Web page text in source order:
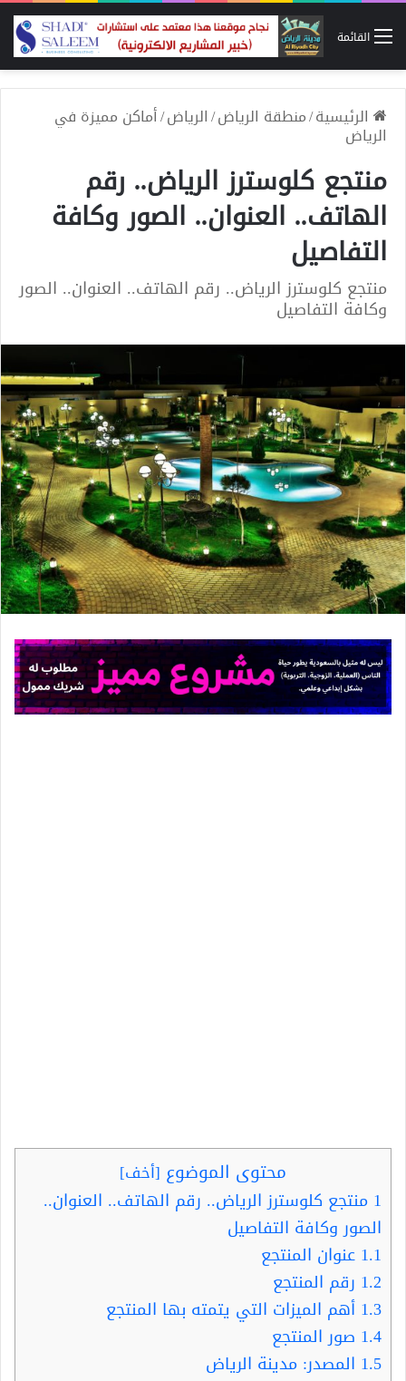
القائمة
الرئيسية/منطقة الرياض/الرياض/أماكن مميزة في
الرياض
منتجع كلوسترز الرياض.. رقم
الهاتف.. العنوان.. الصور وكافة
التفاصيل
منتجع كلوسترز الرياض.. رقم الهاتف.. العنوان.. الصور
وكافة التفاصيل
محتوى الموضوع [أخف]
1 منتجع كلوسترز الرياض.. رقم الهاتف.. العنوان..
الصور وكافة التفاصيل
1.1 عنوان المنتجع
1.2 رقم المنتجع
1.3 أهم الميزات التي يتمته بها المنتجع
1.4 صور المنتجع
1.5 المصدر: مدينة الرياض